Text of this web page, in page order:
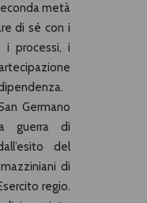
metà
di sé con i
i processi, i
Germano
guerra di
del
di
regio.